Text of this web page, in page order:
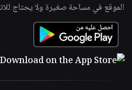
الموقع في مساحة صغيرة ولا يحتاج